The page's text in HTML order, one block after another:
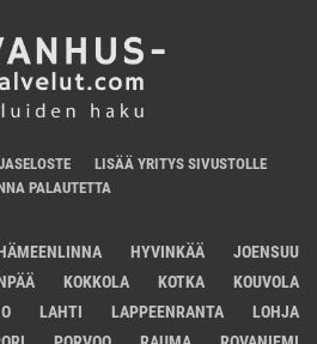
LISÄÄ YRITYS SIVUSTOLLE
PALAUTETTA
HYVINKÄÄ
JOENSUU
KOKKOLA KOTKA
KOUVOLA
LAHTI LAPPEENRANTA
LOHJA